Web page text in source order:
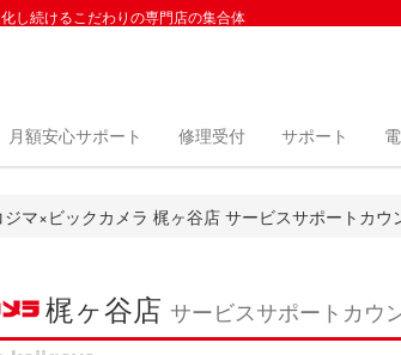
し続けるこだわりの専門店の集合体
月額安心サポート 修理受付 サポート
ジマ×ビックカメラ 梶ヶ谷店 サービスサポートカウ
梶ヶ谷店 サービスサポートカウ